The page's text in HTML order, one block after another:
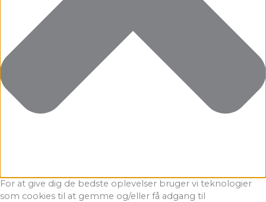
For at give dig de bedste oplevelser bruger vi teknologier
som cookies til at gemme og/eller få adgang til